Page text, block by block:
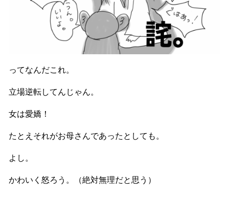
ってなんだこれ。
立場逆転してんじゃん。
女は愛嬌！
たとえそれがお母さんであったとしても。
よし。
かわいく怒ろう。（絶対無理だと思う）